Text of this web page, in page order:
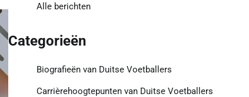
Alle berichten
Categorieën
Biografieën van Duitse Voetballers
Carrièrehoogtepunten van Duitse Voetballers